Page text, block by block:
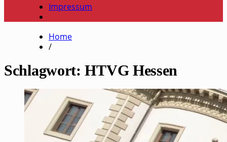
Impressum
Home
/
Schlagwort:HTVG Hessen